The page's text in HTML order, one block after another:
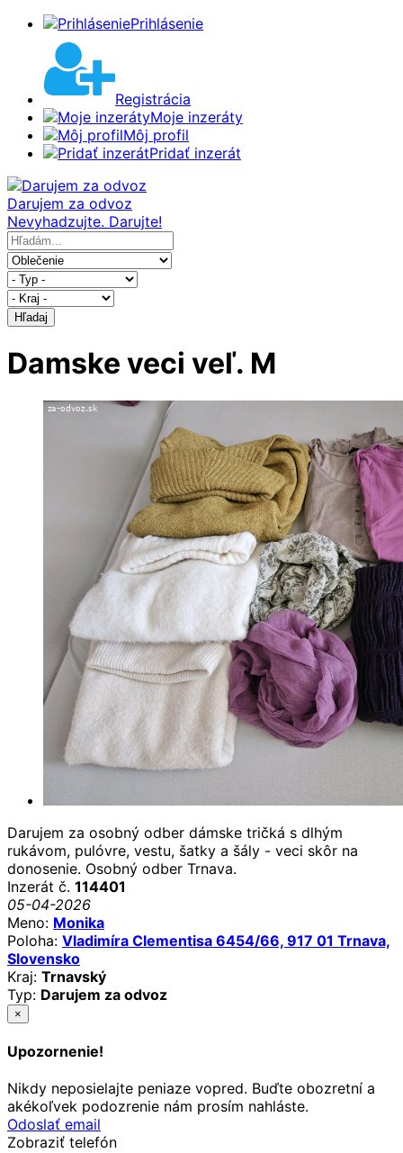
Prihlásenie
Registrácia
Moje inzeráty
Môj profil
Pridať inzerát
Darujem za odvoz
Nevyhadzujte. Darujte!
Hľadaj
Damske veci veľ. M
Darujem za osobný odber dámske tričká s dlhým
rukávom, pulóvre, vestu, šatky a šály - veci skôr na
donosenie. Osobný odber Trnava.
Inzerát č. 114401
05-04-2026
Meno: Monika
Poloha: Vladimíra Clementisa 6454/66, 917 01 Trnava,
Slovensko
Kraj: Trnavský
Typ: Darujem za odvoz
×
Upozornenie!
Nikdy neposielajte peniaze vopred. Buďte obozretní a
akékoľvek podozrenie nám prosím nahláste.
Odoslať email
Zobraziť telefón